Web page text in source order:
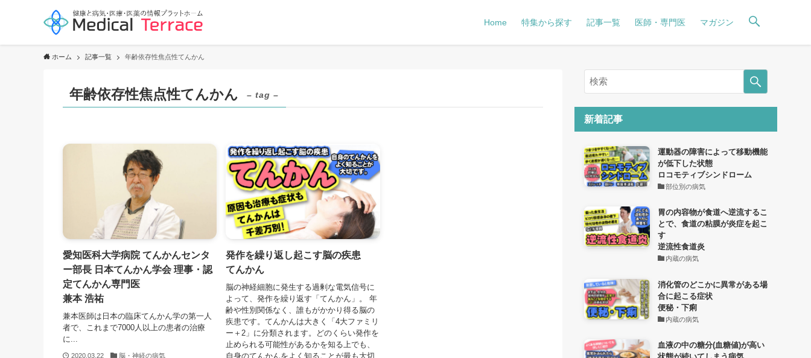
Home 特集から探す 記事一覧 医師・専門医 マガジン
ホーム 記事一覧 年齢依存性焦点性てんかん
年齢依存性焦点性てんかん – tag –
愛知医科大学病院 てんかんセンタ
ー部長 日本てんかん学会 理事・認
定てんかん専門医
兼本 浩祐
兼本医師は日本の臨床てんかん学の第一人
者で、これまで7000人以上の患者の治療
に...
2020.03.22 脳・神経の病気
発作を繰り返し起こす脳の疾患
てんかん
脳の神経細胞に発生する過剰な電気信号に
よって、発作を繰り返す「てんかん」。 年
齢や性別関係なく、誰もがかかり得る脳の
疾患です。てんかんは大きく「4大ファミリ
ー＋2」に分類されます。どのくらい発作を
止められる可能性があるかを知る上でも、
自身のてんかんをよく知ることが最も大切
新着記事
運動器の障害によって移動機能
が低下した状態
ロコモティブシンドローム
部位別の病気
胃の内容物が食道へ逆流するこ
とで、食道の粘膜が炎症を起こ
す
逆流性食道炎
内蔵の病気
消化管のどこかに異常がある場
合に起こる症状
便秘・下痢
内蔵の病気
血液の中の糖分(血糖値)が高い